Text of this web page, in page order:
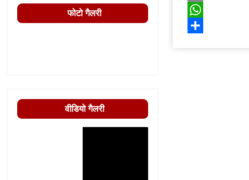
Email
WhatsApp
फोटो गैलरी
वीडियो गैलरी